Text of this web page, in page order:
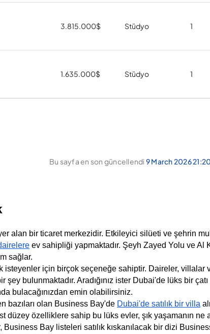
3.815.000$ Stüdyo 1
1.635.000$ Stüdyo 1
Bu sayfa en son güncellendi 9 March 2026
alan bir ticaret merkezidir. Etkileyici silüeti ve şehrin
ev sahipliği yapmaktadır. Şeyh Zayed Yolu ve
sağlar.
isteyenler için birçok seçeneğe sahiptir. Daireler, villalar
bulunmaktadır. Aradığınız ister Dubai'de lüks bir
bulacağınızdan emin olabilirsiniz.
bazıları olan Business Bay'de Dubai'de satılık bir villa
düzey özelliklere sahip bu lüks evler, şık yaşamanın
Bay listeleri satılık kıskanılacak bir dizi